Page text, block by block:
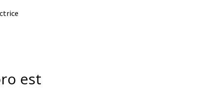
est